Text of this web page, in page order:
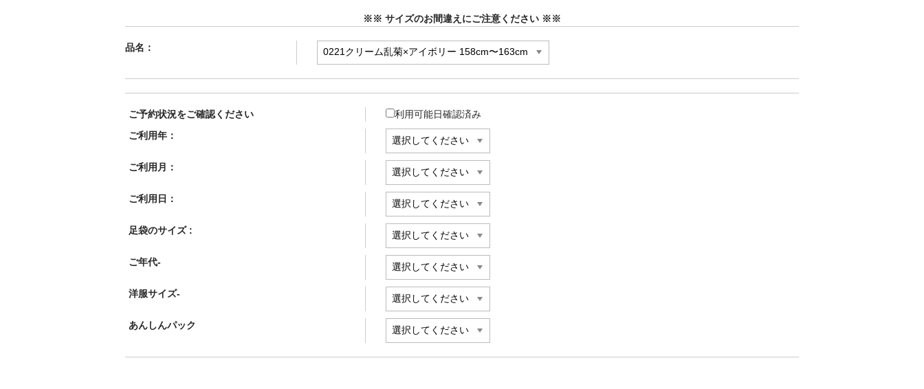
※※ サイズのお間違えにご注意ください ※※
品名：
ご予約状況をご確認ください
利用可能日確認済み
ご利用年：
ご利用月：
ご利用日：
足袋のサイズ :
ご年代-
洋服サイズ-
あんしんパック